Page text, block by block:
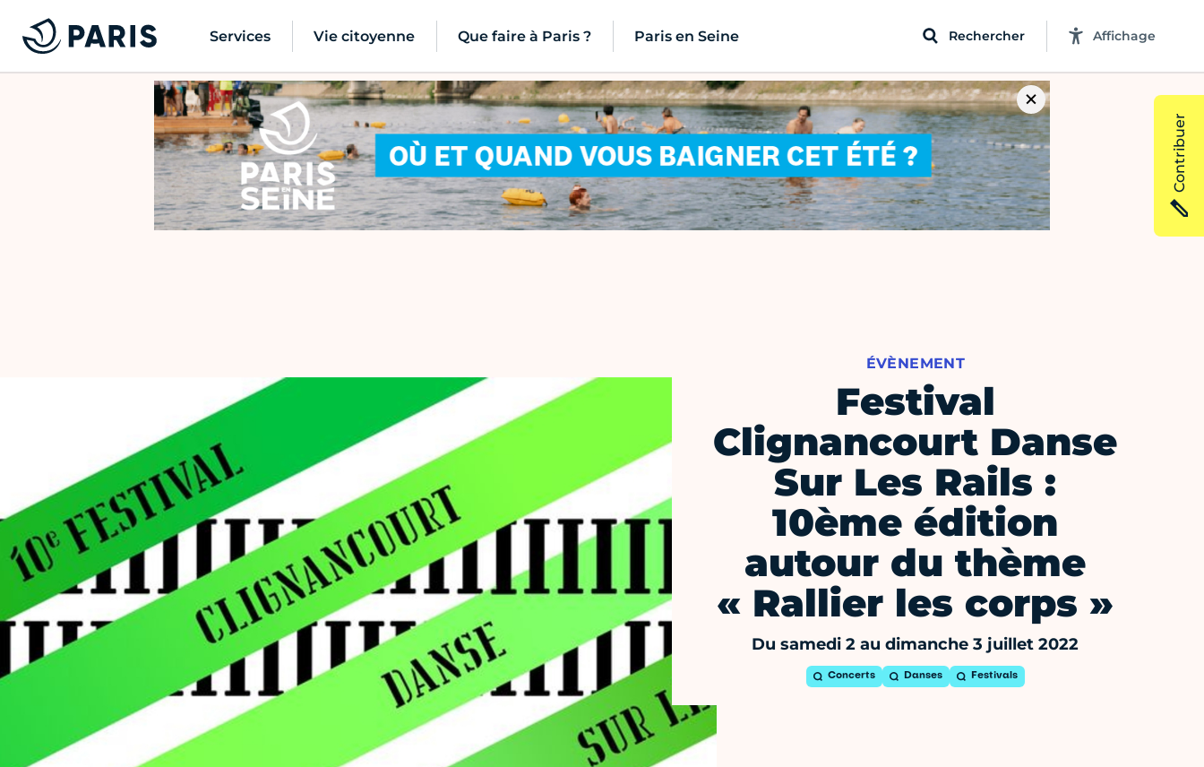
Services Vie citoyenne Que faire à Paris ? Paris en Seine Rechercher Affichage
ÉVÈNEMENT
Festival
Clignancourt Danse
Sur Les Rails :
10ème édition
autour du thème
« Rallier les corps »
Du samedi 2 au dimanche 3 juillet 2022
Concerts Danses Festivals
Contribuer